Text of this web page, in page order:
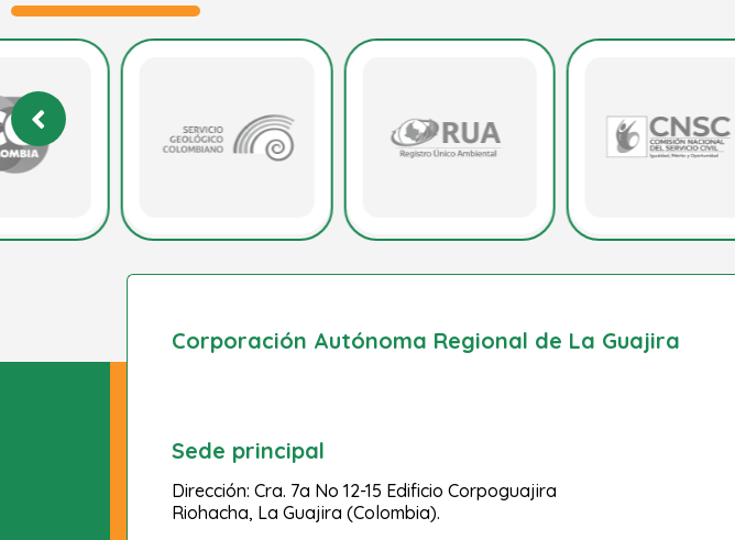
Corporación Autónoma Regional de La Guajira
Sede principal
Dirección: Cra. 7a No 12-15 Edificio Corpoguajira
Riohacha, La Guajira (Colombia).